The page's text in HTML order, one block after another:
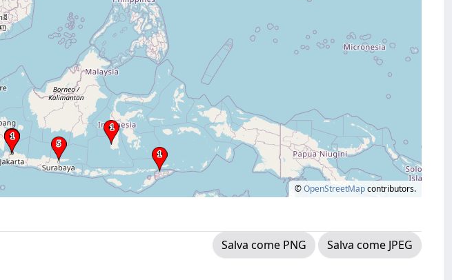
©OpenStreetMapcontributors.
Salva come PNG
Salva come JPEG